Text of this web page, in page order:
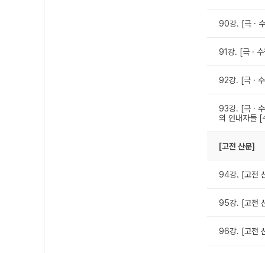
90강. [극 ·
91강. [극 ·
92강. [극 ·
93강. [극 ·
의 안내자들 [
[고전 산문]
94강. [고전
95강. [고전
96강. [고전